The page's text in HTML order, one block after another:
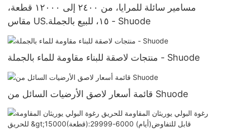
مسامير سائلة للمرايا، من ٢٤٠٠ إلى ١٢٠٠٠ قطعة،
مقاس US.١٥، للبيع بالجملة - Shuode
منتجات لاصقة للبناء مقاومة للماء بالجملة - Shuode
قائمة أسعار لاصق الأرضيات السائل من Shuode